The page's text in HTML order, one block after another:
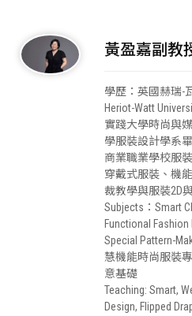
黃盈嘉副教
學歷：英國赫瑞-
Heriot-Watt
實踐大學時尚與
學服裝設計學系
商業職業學校服
穿戴式服裝、機
裁教學與服裝2D
Subjects：Smart
Functional Fashion
Special Pattern-
慧機能時尚服裝
意基礎
Teaching: Smart,
Design, Flipped